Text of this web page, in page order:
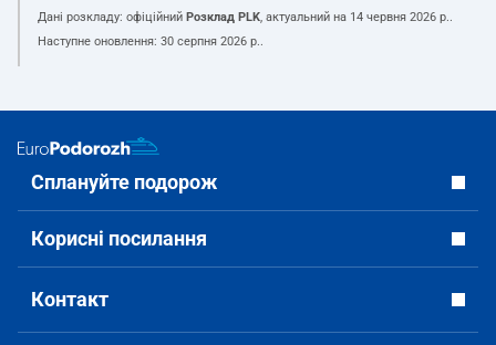
Дані розкладу: офіційний Розклад PLK, актуальний на 14 червня 2026 р..
Наступне оновлення: 30 серпня 2026 р..
Сплануйте подорож
Корисні посилання
Контакт